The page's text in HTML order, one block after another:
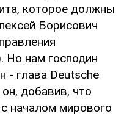
которое должны
Борисович
Но нам господин
- глава Deutsche
добавив, что
началом мирового